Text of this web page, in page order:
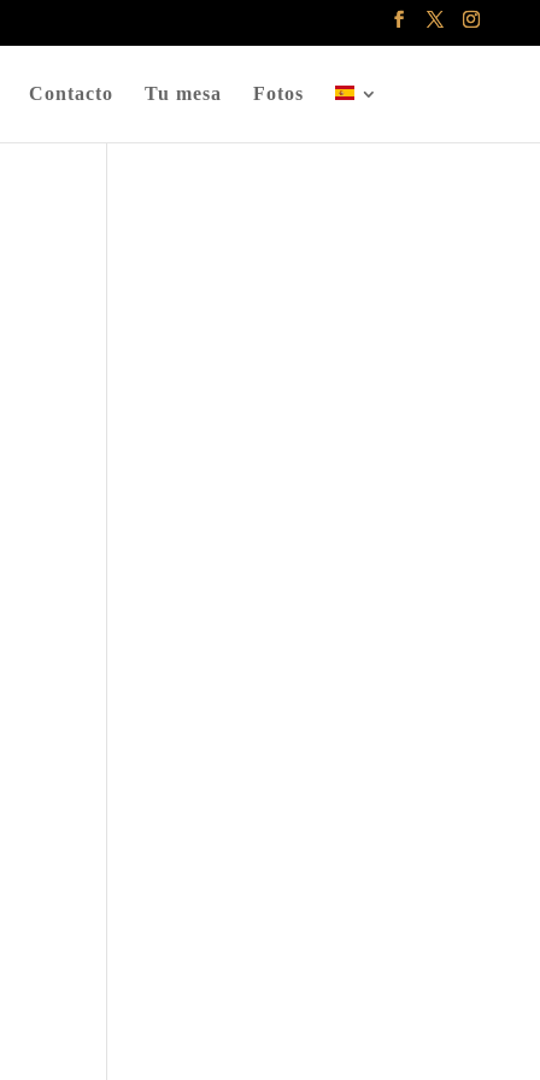
Contacto Tu mesa Fotos